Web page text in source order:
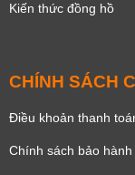
Kiến thức đồng hồ
CHÍNH SÁCH
Điều khoản thanh
Chính sách bảo hành